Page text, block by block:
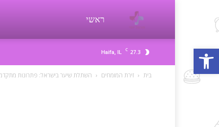
פתח סרגל נגישות
פורטל
ראשי
27.3
C
Haifa, IL
בית זירת המומחים השתלת שיער בישראל: פתרונות